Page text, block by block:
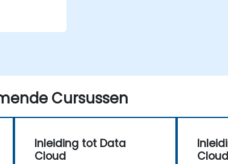
in
Cursussen
Inleiding tot Data
Cloud
Cloud